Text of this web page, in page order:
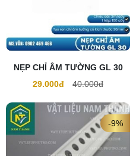
NẸP CHỈ ÂM TƯỜNG GL 30
29.000đ
40.000đ
-9%